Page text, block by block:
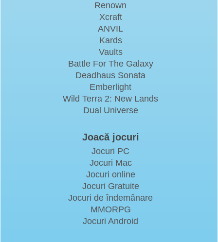
Renown
Xcraft
ANVIL
Kards
Vaults
Battle For The Galaxy
Deadhaus Sonata
Emberlight
Wild Terra 2: New Lands
Dual Universe
Joacă jocuri
Jocuri PC
Jocuri Mac
Jocuri online
Jocuri Gratuite
Jocuri de îndemânare
MMORPG
Jocuri Android